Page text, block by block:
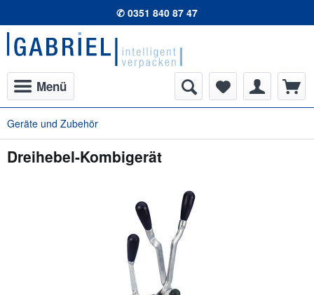
✆ 0351 840 87 47
Menü
Geräte und Zubehör
Dreihebel-Kombigerät